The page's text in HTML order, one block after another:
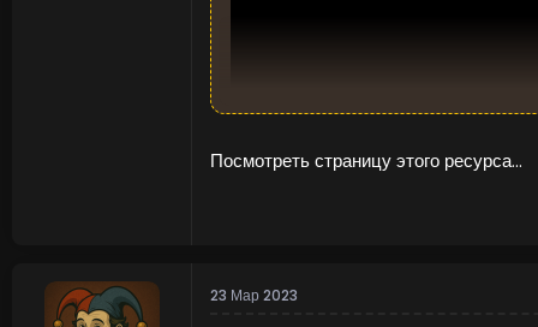
Посмотреть страницу этого ресурса...
23 Мар 2023